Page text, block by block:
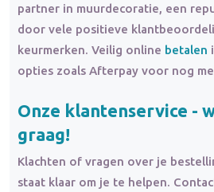
partner in muurdecoratie, een
door vele positieve
keurmerken. Veilig online betalen
opties zoals Afterpay voor nog
Onze klantenservice -
graag!
Klachten of vragen over je
staat klaar om je te helpen.